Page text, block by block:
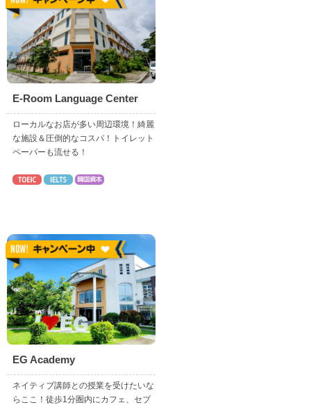
E-Room Language Center
ローカルなお店が多い周辺環境！綺麗
な施設＆圧倒的なコスパ！トイレット
ペーパーも流せる！
EG Academy
ネイティブ講師との授業を受けたいな
らここ！徒歩1分圏内にカフェ、セブ